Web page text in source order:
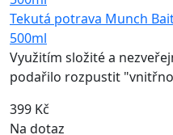
Tekutá potrava Munch
500ml
Využitím složité a
podařilo rozpustit
399 Kč
Na dotaz